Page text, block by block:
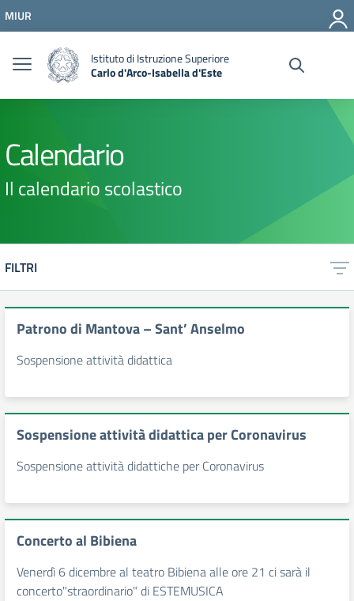
Vai al menu di navigazione
Vai al footer
MIUR
Istituto di Istruzione Superiore
Carlo d'Arco-Isabella d'Este
Calendario
Il calendario scolastico
FILTRI
Patrono di Mantova – Sant’ Anselmo
Sospensione attività didattica
Sospensione attività didattica per Coronavirus
Sospensione attività didattiche per Coronavirus
Concerto al Bibiena
Venerdì 6 dicembre al teatro Bibiena alle ore 21 ci sarà il
concerto"straordinario" di ESTEMUSICA